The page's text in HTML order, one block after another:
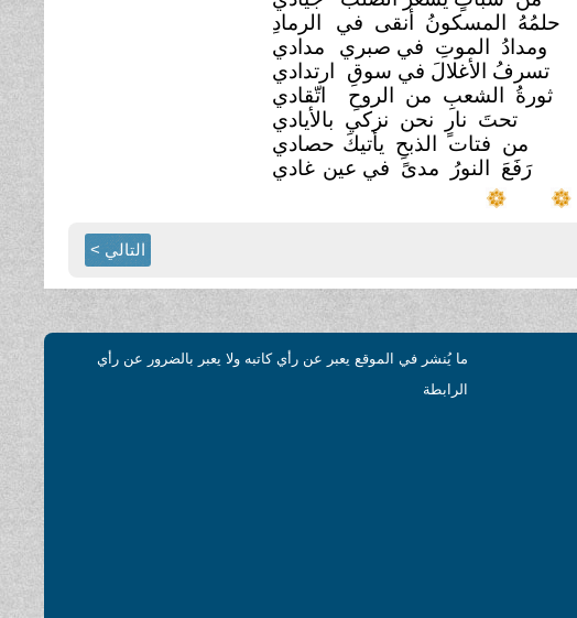
حلمُهُ المسكونُ أنقى في
الرمادِ
ومدادُ الموتِ في صبري
مدادي
تسرفُ الأغلالَ في سوقِ
ارتدادي
ثورةُ الشعبِ من الروحِ
اتّقادي
تحتَ نارٍ نحن نزكي بالأيادي
من فتات الذبحِ يأتيكَ حصادي
رَفَعَ النورُ مدىً في عين غادي
التالي >
ما يُنشر في الموقع يعبر عن رأي كاتبه ولا يعبر بالضرور عن رأي
الرابطة